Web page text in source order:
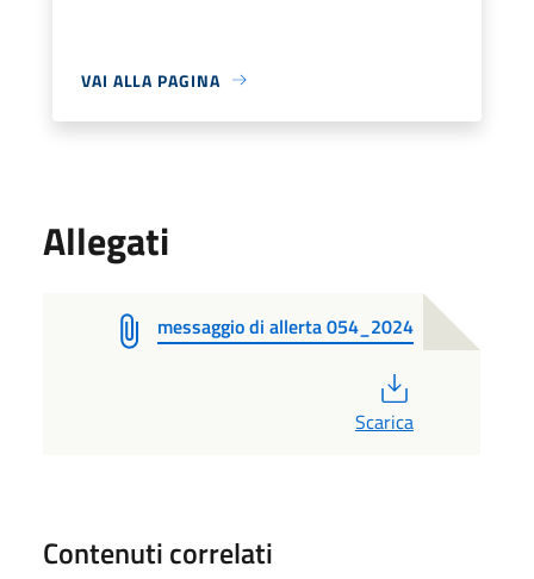
VAI ALLA PAGINA
Allegati
messaggio di allerta 054_2024
Scarica
Contenuti correlati